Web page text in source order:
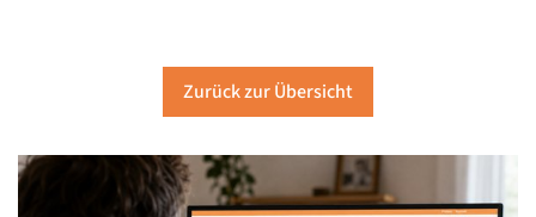
Zurück zur Übersicht